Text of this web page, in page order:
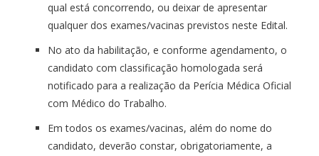
qual está concorrendo, ou deixar de apresentar
qualquer dos exames/vacinas previstos neste Edital.
No ato da habilitação, e conforme agendamento, o
candidato com classificação homologada será
notificado para a realização da Perícia Médica Oficial
com Médico do Trabalho.
Em todos os exames/vacinas, além do nome do
candidato, deverão constar, obrigatoriamente, a